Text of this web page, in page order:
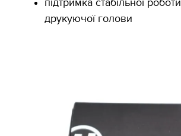
підтримка стабільної роботи
друкуючої голови